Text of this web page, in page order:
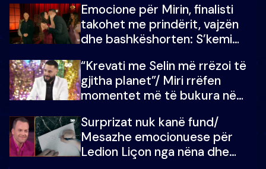
çmimin e madh
Emocione për Mirin, finalisti
takohet me prindërit, vajzën
dhe bashkëshorten: S’kemi
“Krevati me Selin më rrëzoi të
gjitha planet”/ Miri rrëfen
momentet më të bukura në
mungojë zilja e mëngjesit kur…
Surprizat nuk kanë fund/
Mesazhe emocionuese për
Ledion Liçon nga nëna dhe